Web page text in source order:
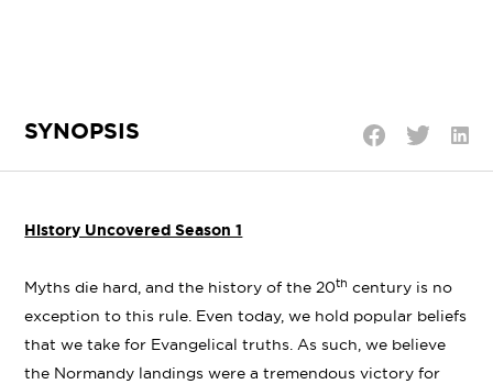
SYNOPSIS
History Uncovered Season 1
Myths die hard, and the history of the 20th century is no
exception to this rule. Even today, we hold popular beliefs
that we take for Evangelical truths. As such, we believe
the Normandy landings were a tremendous victory for